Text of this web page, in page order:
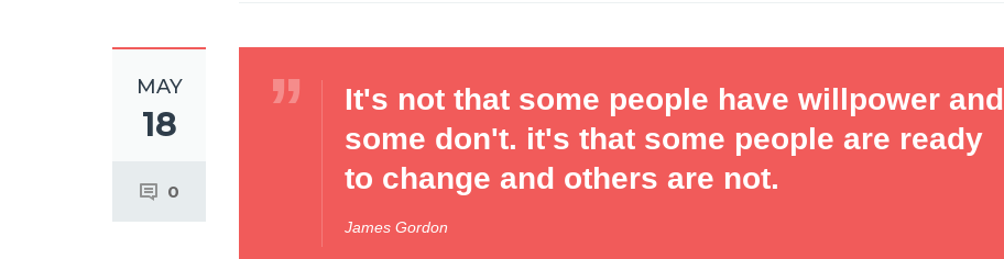
MAY
18
0
It's not that some people have willpower and
some don't. it's that some people are ready
to change and others are not.
James Gordon